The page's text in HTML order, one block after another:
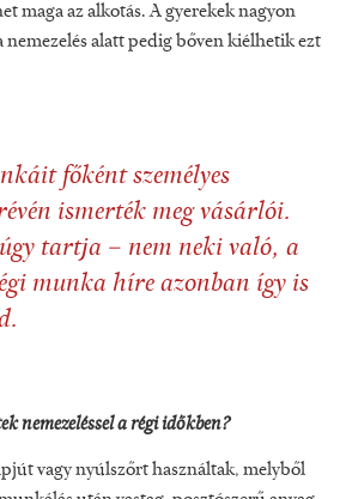
maga az alkotás. A gyerekek nagyon
nemezelés alatt pedig bőven kiélhetik ezt
főként személyes
ismerték meg vásárlói.
tartja – nem neki való, a
munka híre azonban így is
nemezeléssel a régi időkben?
vagy nyúlszőrt használtak, melyből